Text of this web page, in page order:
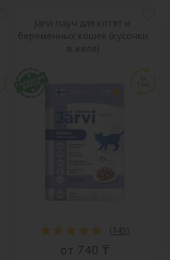
Jarvi пауч для котят и
беременных кошек (кусочки
в желе)
( 145)
от 740 ₸